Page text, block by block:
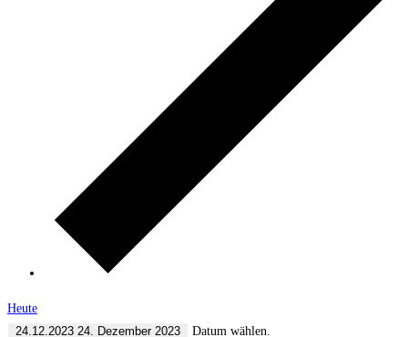
Heute
24.12.2023 24. Dezember 2023 Datum wählen.